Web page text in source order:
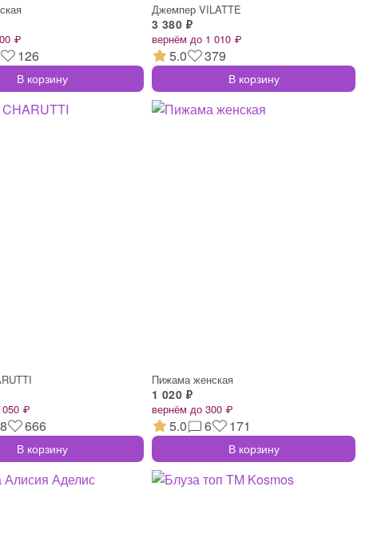
₽
126
В корзину
Джемпер VILATTE
3 380 ₽
вернём до 1 010 ₽
5.0 379
В корзину
050 ₽
666
В корзину
Пижама женская
1 020 ₽
вернём до 300 ₽
5.0 6 171
В корзину